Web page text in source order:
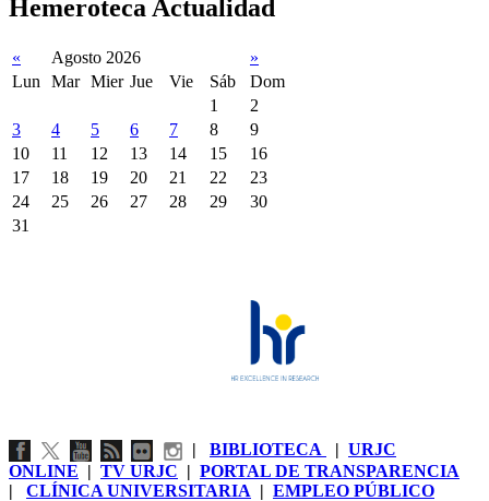
Hemeroteca Actualidad
« Agosto 2026
»
Lun
Mar Mier Jue Vie Sáb
Dom
1
2
3
4 5 6 7 8
9
10
11 12 13 14 15
16
17
18 19 20 21 22
23
24
25 26 27 28 29
30
31
| BIBLIOTECA | URJC
ONLINE | TV URJC | PORTAL DE TRANSPARENCIA
| CLÍNICA UNIVERSITARIA | EMPLEO PÚBLICO